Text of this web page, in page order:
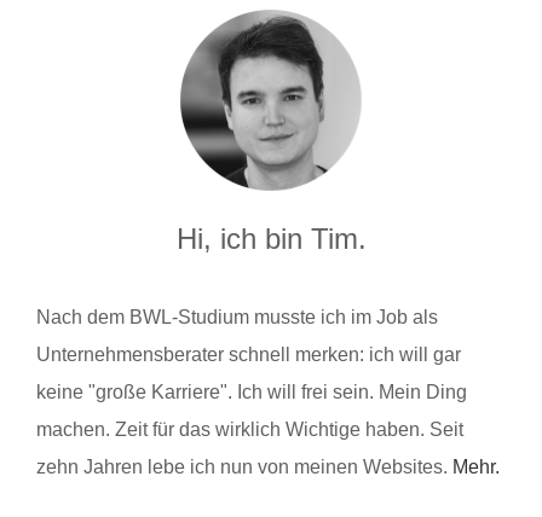
Hi, ich bin Tim.
Nach dem BWL-Studium musste ich im Job als
Unternehmensberater schnell merken: ich will gar
keine "große Karriere". Ich will frei sein. Mein Ding
machen. Zeit für das wirklich Wichtige haben. Seit
zehn Jahren lebe ich nun von meinen Websites. Mehr.